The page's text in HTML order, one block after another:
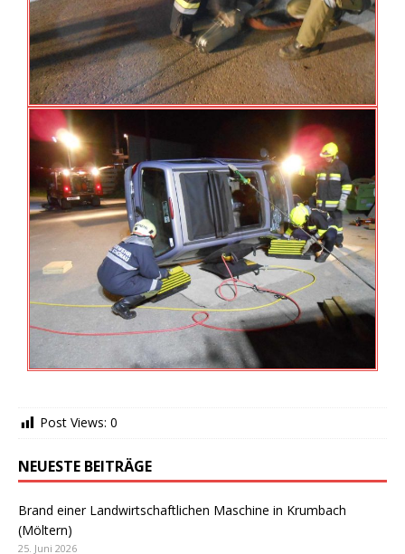
Post Views: 0
NEUESTE BEITRÄGE
Brand einer Landwirtschaftlichen Maschine in Krumbach
(Möltern)
25. Juni 2026